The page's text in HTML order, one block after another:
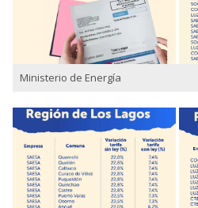
Ministerio de Energía